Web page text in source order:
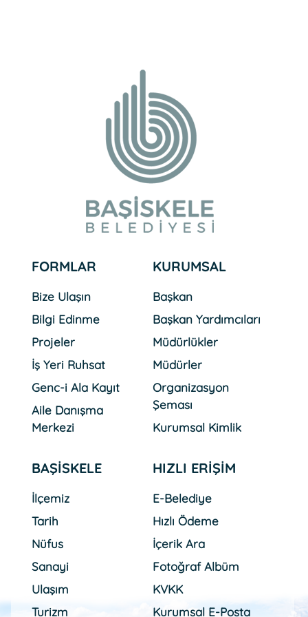
FORMLAR
Bize Ulaşın
Bilgi Edinme
Projeler
İş Yeri Ruhsat
Genc-i Ala Kayıt
Aile Danışma
Merkezi
KURUMSAL
Başkan
Başkan Yardımcıları
Müdürlükler
Müdürler
Organizasyon
Şeması
Kurumsal Kimlik
BAŞİSKELE
İlçemiz
Tarih
Nüfus
Sanayi
Ulaşım
Turizm
HIZLI ERİŞİM
E-Belediye
Hızlı Ödeme
İçerik Ara
Fotoğraf Albüm
KVKK
Kurumsal E-Posta